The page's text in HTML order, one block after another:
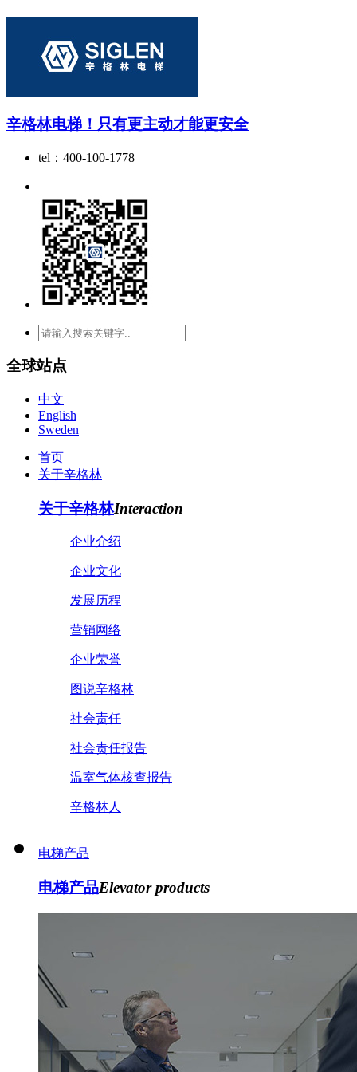
辛格林电梯！只有更主动才能更安全
tel：400-100-1778
全球站点
中文
English
Sweden
首页
关于辛格林
关于辛格林Interaction
企业介绍
企业文化
发展历程
营销网络
企业荣誉
图说辛格林
社会责任
社会责任报告
温室气体核查报告
辛格林人
电梯产品
电梯产品Elevator products